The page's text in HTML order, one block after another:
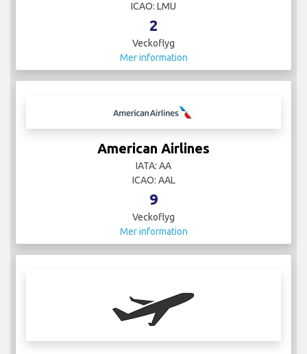
ICAO: LMU
2
Veckoflyg
Mer information
American Airlines
IATA: AA
ICAO: AAL
9
Veckoflyg
Mer information